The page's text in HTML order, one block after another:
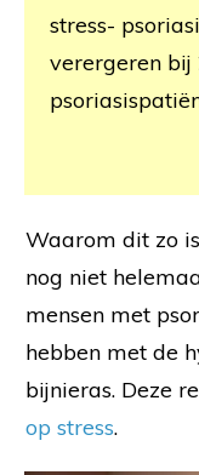
stress-
verergeren
Waarom dit zo
nog niet
mensen met
hebben met de
bijnieras. Deze
op stress.